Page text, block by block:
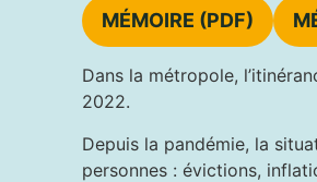
MÉMOIRE (PDF)
Dans la métropole,
2022.
Depuis la pandémie, la
personnes : évictions,